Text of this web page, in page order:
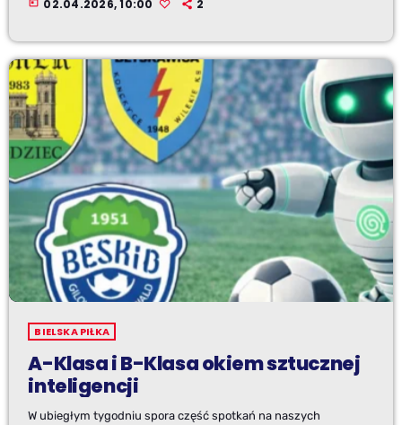
today 02.04.2026, 10:00 2
BIELSKA PIŁKA
A-Klasa i B-Klasa okiem sztucznej
inteligencji
W ubiegłym tygodniu spora część spotkań na naszych